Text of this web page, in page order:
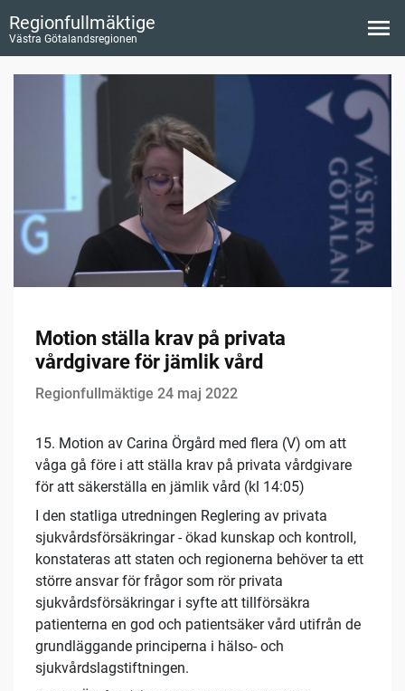
Regionfullmäktige
Västra Götalandsregionen
Motion ställa krav på privata
vårdgivare för jämlik vård
Regionfullmäktige 24 maj 2022
15. Motion av Carina Örgård med flera (V) om att
våga gå före i att ställa krav på privata vårdgivare
för att säkerställa en jämlik vård (kl 14:05)
I den statliga utredningen Reglering av privata
sjukvårdsförsäkringar - ökad kunskap och kontroll,
konstateras att staten och regionerna behöver ta ett
större ansvar för frågor som rör privata
sjukvårdsförsäkringar i syfte att tillförsäkra
patienterna en god och patientsäker vård utifrån de
grundläggande principerna i hälso- och
sjukvårdslagstiftningen.